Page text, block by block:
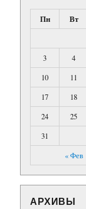
Пн Вт
« Фев
3
4
10
11
17
18
24
25
31
АРХИВЫ